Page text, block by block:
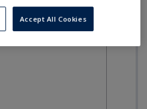
Accept All Cookies